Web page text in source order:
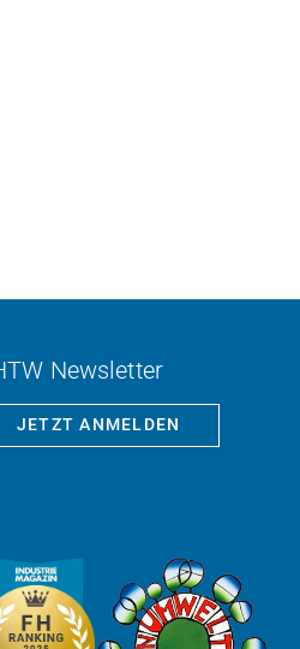
Newsletter
JETZT ANMELDEN